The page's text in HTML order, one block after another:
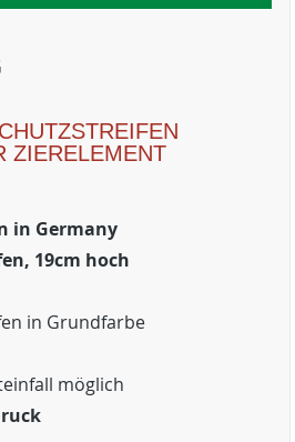
ZIERELEMENT
in Germany
19cm hoch
in Grundfarbe
möglich